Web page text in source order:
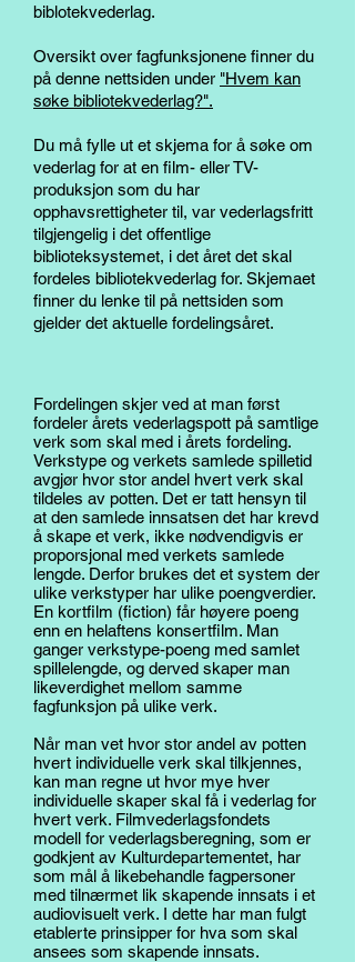
biblotekvederlag.
Oversikt over fagfunksjonene finner du
på denne nettsiden under "Hvem kan
søke bibliotekvederlag?".
Du må fylle ut et skjema for å søke om
vederlag for at en film- eller TV-
produksjon som du har
opphavsrettigheter til, var vederlagsfritt
tilgjengelig i det offentlige
biblioteksystemet, i det året det skal
fordeles bibliotekvederlag for. Skjemaet
finner du lenke til på nettsiden som
gjelder det aktuelle fordelingsåret.
Fordelingen skjer ved at man først
fordeler årets vederlagspott på samtlige
verk som skal med i årets fordeling.
Verkstype og verkets samlede spilletid
avgjør hvor stor andel hvert verk skal
tildeles av potten. Det er tatt hensyn til
at den samlede innsatsen det har krevd
å skape et verk, ikke nødvendigvis er
proporsjonal med verkets samlede
lengde. Derfor brukes det et system der
ulike verkstyper har ulike poengverdier.
En kortfilm (fiction) får høyere poeng
enn en helaftens konsertfilm. Man
ganger verkstype-poeng med samlet
spillelengde, og derved skaper man
likeverdighet mellom samme
fagfunksjon på ulike verk.
Når man vet hvor stor andel av potten
hvert individuelle verk skal tilkjennes,
kan man regne ut hvor mye hver
individuelle skaper skal få i vederlag for
hvert verk. Filmvederlagsfondets
modell for vederlagsberegning, som er
godkjent av Kulturdepartementet, har
som mål å likebehandle fagpersoner
med tilnærmet lik skapende innsats i et
audiovisuelt verk. I dette har man fulgt
etablerte prinsipper for hva som skal
ansees som skapende innsats.